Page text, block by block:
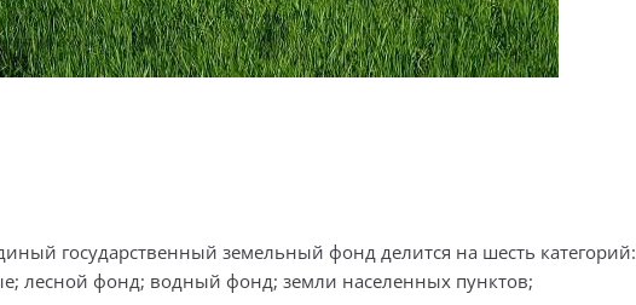
государственный земельный фонд делится на шесть категорий:
лесной фонд; водный фонд; земли населенных пунктов;